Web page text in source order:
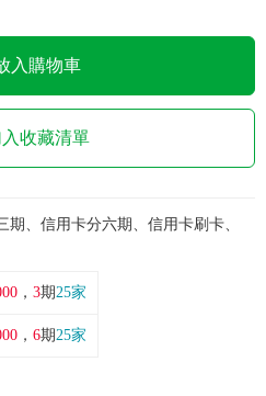
入購物車
收藏清單
期、信用卡分六期、信用卡刷卡、
， 3期25家
， 6期25家